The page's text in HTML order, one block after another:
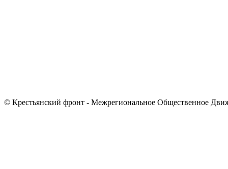
© Крестьянский фронт - Межрегиональное Общественное